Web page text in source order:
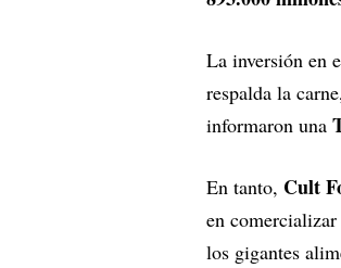
La inversión en
respalda la
informaron una
En tanto, Cult
en
los gigantes